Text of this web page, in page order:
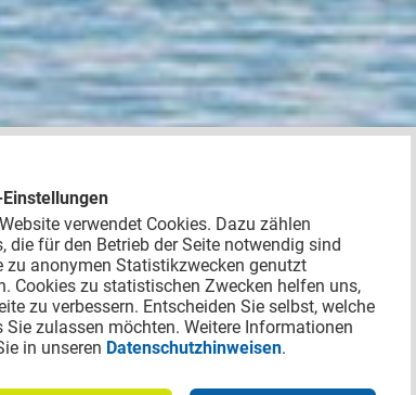
verwendet Cookies. Dazu zählen
die für den Betrieb der Seite notwendig sind
zu anonymen Statistikzwecken genutzt
Cookies zu statistischen Zwecken helfen uns,
zu verbessern. Entscheiden Sie selbst, welche
Sie zulassen möchten. Weitere Informationen
in unseren Datenschutzhinweisen.